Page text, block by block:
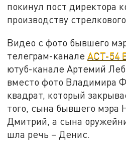
покинул пост директора
производству
Видео с фото бывшего
телеграм-каналеАСТ-54
ютуб-канале Артемий
вместо фото Владимира
квадрат, который
того, сына бывшего мэра
Дмитрий, а сына
шла речь – Денис.